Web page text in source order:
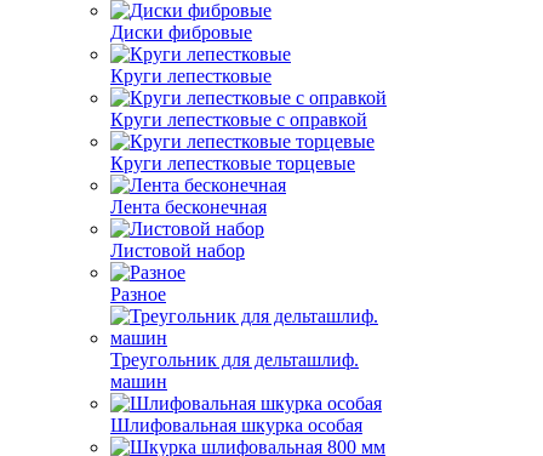
Диски фибровые
Круги лепестковые
Круги лепестковые с оправкой
Круги лепестковые торцевые
Лента бесконечная
Листовой набор
Разное
Треугольник для дельташлиф.
машин
Шлифовальная шкурка особая